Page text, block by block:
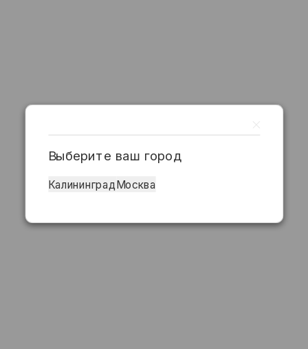
Выберите ваш город
Калининград Москва